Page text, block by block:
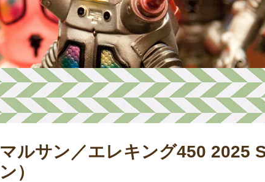
マルサン／エレキング450 2025
ン）